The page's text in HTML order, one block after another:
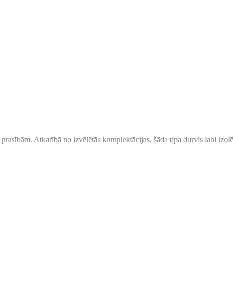
Atkarībā no izvēlētās komplektācijas, šāda tipa durvis labi